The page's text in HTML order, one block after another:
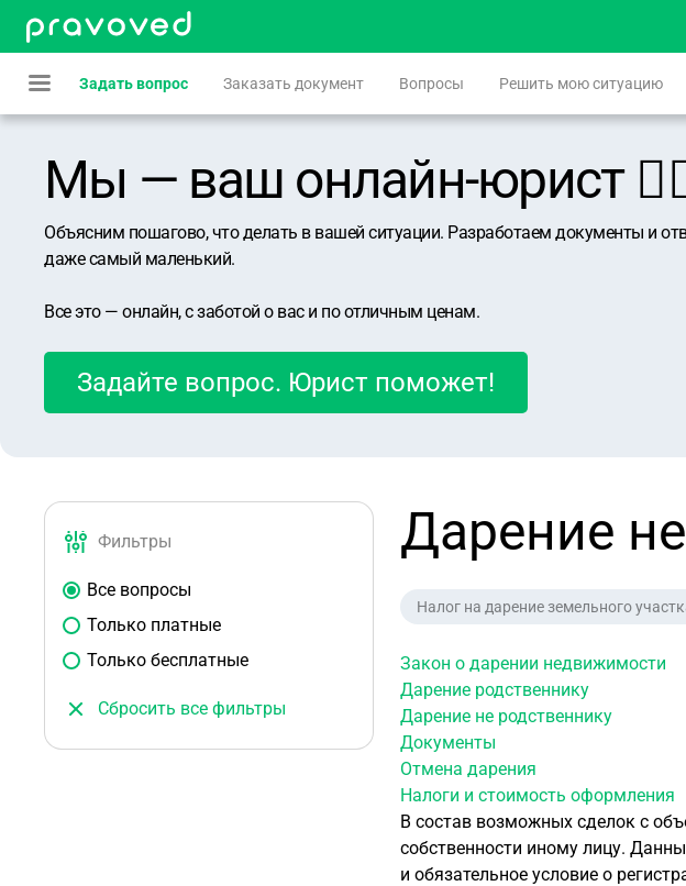
Задать вопрос Заказать документ Вопросы Решить мою ситуацию
Мы — ваш онлайн-юрист
Объясним пошагово, что делать в вашей ситуации. Разработаем документы и
даже самый маленький.
Все это — онлайн, с заботой о вас и по отличным ценам.
Задайте вопрос. Юрист поможет!
Фильтры
Все вопросы
Только платные
Только бесплатные
Сбросить все фильтры
Дарение
Налог на дарение земельного
Закон о дарении недвижимости
Дарение родственнику
Дарение не родственнику
Документы
Отмена дарения
Налоги и стоимость оформления
В состав возможных сделок с
собственности иному лицу.
и обязательное условие о